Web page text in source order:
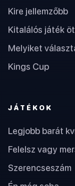
Kire jellemzőbb
Kitalálós játék
Melyiket
Kings Cup
JÁTÉKOK
Legjobb barát
Felelsz vagy
Szerencseszám